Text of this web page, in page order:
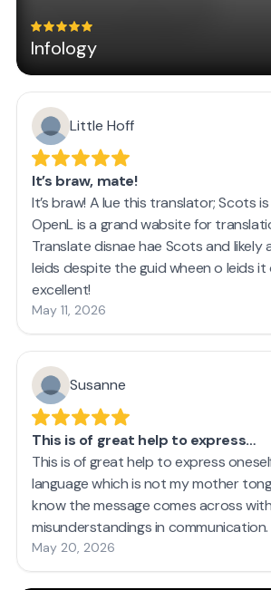
Infology
Little Hoff
It’s braw, mate!
It’s braw! A lue this translator; Scots
OpenL is a grand wabsite for
Translate disnae hae Scots and likely
leids despite the guid wheen o leids it
excellent!
May 11, 2026
Susanne
This is of great help to express…
This is of great help to express
language which is not my mother
know the message comes across
misunderstandings in
May 20, 2026